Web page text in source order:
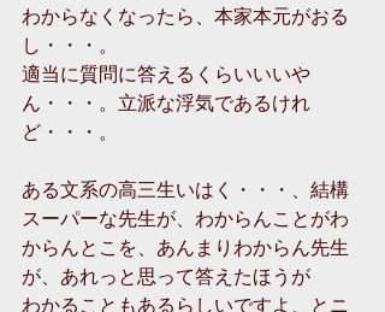
わからなくなったら、本家本元がおる
し・・・。
適当に質問に答えるくらいいいや
ん・・・。立派な浮気であるけれ
ど・・・。
ある文系の高三生いはく・・・、結構
スーパーな先生が、わからんことがわ
からんとこを、あんまりわからん先生
が、あれっと思って答えたほうが
わかることもあるらしいですよ、とニ